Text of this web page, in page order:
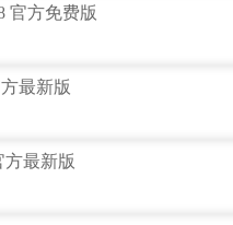
官方免费版
最新版
方最新版